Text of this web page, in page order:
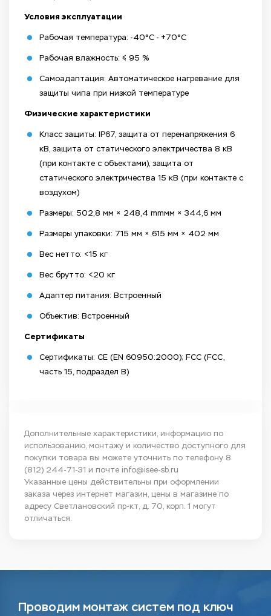
Условия эксплуатации
Рабочая температура: -40°C - +70°C
Рабочая влажность: ≤ 95 %
Самоадаптация: Автоматическое нагревание для
защиты чипа при низкой температуре
Физические характеристики
Класс защиты: IP67, защита от перенапряжения 6
кВ, защита от статического электричества 8 кВ
(при контакте с объектами), защита от
статического электричества 15 кВ (при контакте с
воздухом)
Размеры: 502,8 мм × 248,4 mmмм × 344,6 мм
Размеры упаковки: 715 мм × 615 мм × 402 мм
Вес нетто: <15 кг
Вес брутто: <20 кг
Адаптер питания: Встроенный
Объектив: Встроенный
Сертификаты
Сертификаты: CE (EN 60950:2000); FCC (FCC,
часть 15, подраздел B)
Дополнительные характеристики, информацию по
использованию, монтажу и количество доступного для
покупки товара вы можете уточнить по телефону 8
(812) 244-71-31 и почте info@isee-sb.ru
Указанные цены действительны при оформлении
заказа через интернет магазин, цены в магазине по
адресу Светлановский пр-кт, д. 70, корп. 1 могут
отличаться.
Проводим монтаж систем под ключ